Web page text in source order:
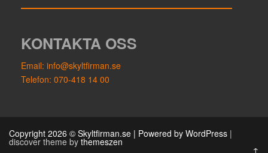
KONTAKTA OSS
Email: info@skyltfirman.se
Telefon: 070-418 14 00
Copyright 2026 © Skyltfirman.se | Powered by WordPress |
discover theme by themeszen
↑